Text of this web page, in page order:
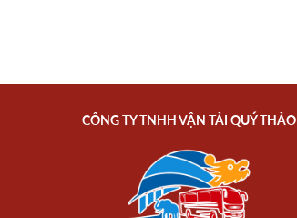
CÔNG TY TNHH VẬN TẢI QUÝ THẢO